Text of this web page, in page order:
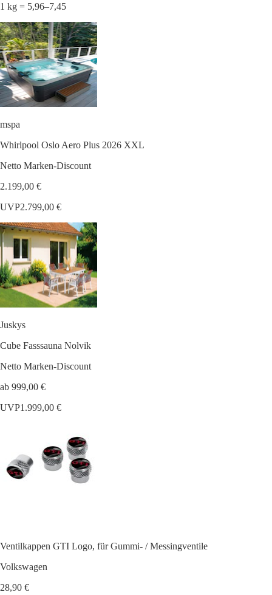
1 kg = 5,96–7,45
mspa
Whirlpool Oslo Aero Plus 2026 XXL
Netto Marken-Discount
2.199,00 €
UVP2.799,00 €
Juskys
Cube Fasssauna Nolvik
Netto Marken-Discount
ab 999,00 €
UVP1.999,00 €
Ventilkappen GTI Logo, für Gummi- / Messingventile
Volkswagen
28,90 €